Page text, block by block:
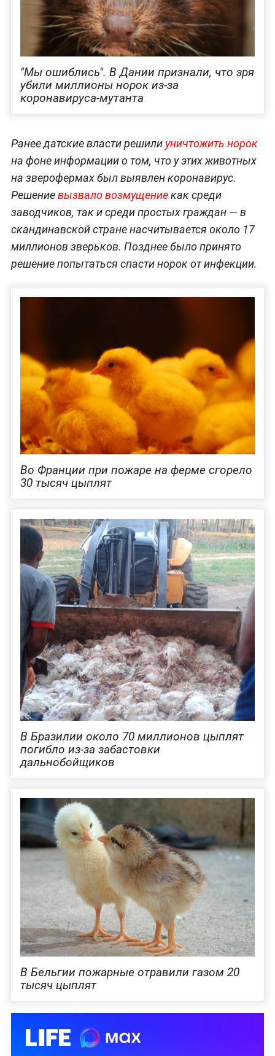
"Мы ошиблись". В Дании признали, что зря
убили миллионы норок из-за
коронавируса-мутанта
Ранее датские власти решили уничтожить норок
на фоне информации о том, что у этих животных
на зверофермах был выявлен коронавирус.
Решениевызвало возмущениекак среди
заводчиков, так и среди простых граждан — в
скандинавской стране насчитывается около 17
миллионов зверьков. Позднее было принято
решение попытаться спасти норок от инфекции.
Во Франции при пожаре на ферме сгорело
30 тысяч цыплят
В Бразилии около 70 миллионов цыплят
погибло из-за забастовки
дальнобойщиков
В Бельгии пожарные отравили газом 20
тысяч цыплят